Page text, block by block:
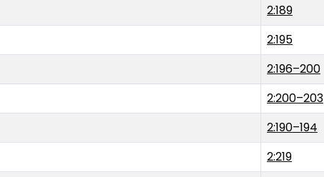
2:189
2:195
2:196–200
2:200–203
2:190–194
2:219